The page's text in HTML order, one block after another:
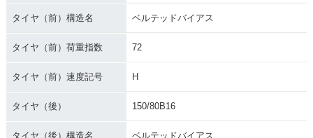
1988年 FLSTC Heri
c
タイヤ（前）構造名 ベルテッドバイアス
タイヤ（前）荷重指数 72
タイヤ（前）速度記号 H
タイヤ（後） 150/80B16
タイヤ（後）構造名 ベルテッドバイアス